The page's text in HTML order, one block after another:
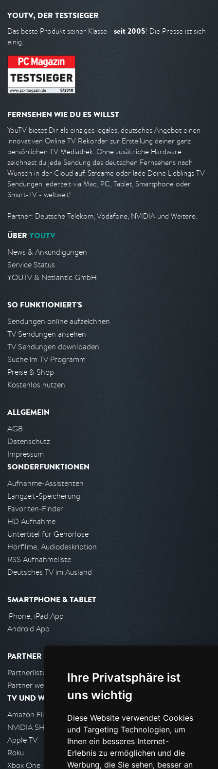
Ihre Privatsphäre ist
uns wichtig
Diese Website verwendet Cookies
und Targeting Technologien, um
Ihnen ein besseres Internet-
Erlebnis zu ermöglichen und die
Werbung, die Sie sehen, besser an
YOUTV, DER TESTSIEGER
Das beste Produkt seiner Klasse - seit 2005! Die Presse ist sich
einig.
FERNSEHEN WIE DU ES WILLST
YouTV bietet Dir als einziges legales, deutsches Angebot einen
innovativen Online TV Rekorder zur Erstellung deiner ganz
persönlichen TV Mediathek. Ohne zusätzliche Hardware
zeichnest du jede Sendung des deutschen Fernsehens nach
Wunsch in der Cloud auf. Streame oder lade Deine Lieblings TV
Sendungen jederzeit via Mac, PC, Tablet, Smartphone oder
Smart-TV - weltweit!
Partner: Deutsche Telekom, Vodafone, NVIDIA und Weitere.
ÜBER YOUTV
News & Ankündigungen
Service Status
YOUTV & Netlantic GmbH
SO FUNKTIONIERT'S
Sendungen online aufzeichnen
TV Sendungen ansehen
TV Sendungen downloaden
Suche im TV Programm
Preise & Shop
Kostenlos nutzen
ALLGEMEIN
AGB
Datenschutz
Impressum
SONDERFUNKTIONEN
Aufnahme-Assistenten
Langzeit-Speicherung
Favoriten-Finder
HD Aufnahme
Untertitel für Gehörlose
Hörfilme, Audiodeskription
RSS Aufnahmeliste
Deutsches TV im Ausland
SMARTPHONE & TABLET
iPhone, iPad App
Android App
PARTNER
Partnerliste
Partner werden
TV UND WOHNZIMMER
Amazon FireTV
NVIDIA SHIELD, Google TV
Apple TV
Roku
Xbox One